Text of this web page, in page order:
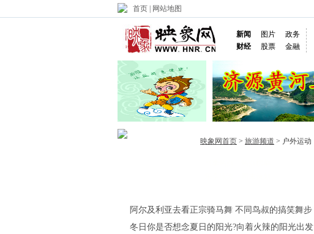
首页 网站地图
新闻 图片
政务
财经
股票 金融
映象网首页 > 旅游频道 > 户外运动
阿尔及利亚去看正宗骑马舞 不同鸟叔的搞笑舞步
冬日你是否想念夏日的阳光?向着火辣的阳光出发